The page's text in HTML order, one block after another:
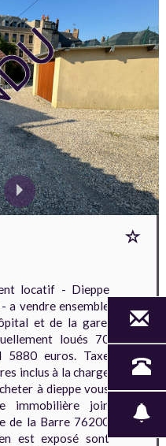
locatif - Dieppe
a vendre ensemble
et de la gare.
loués 70
5880 euros. Taxe
inclus à la charge
à dieppe vous
immobilière join
de la Barre 76200
est exposé sont